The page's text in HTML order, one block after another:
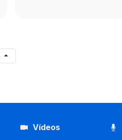
Vídeos